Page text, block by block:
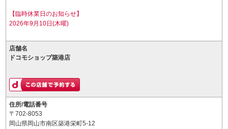
【臨時休業日のお知らせ】
2026年9月10日(木曜)
店舗名
ドコモショップ築港店
住所/電話番号
〒702-8053
岡山県岡山市南区築港栄町5-12